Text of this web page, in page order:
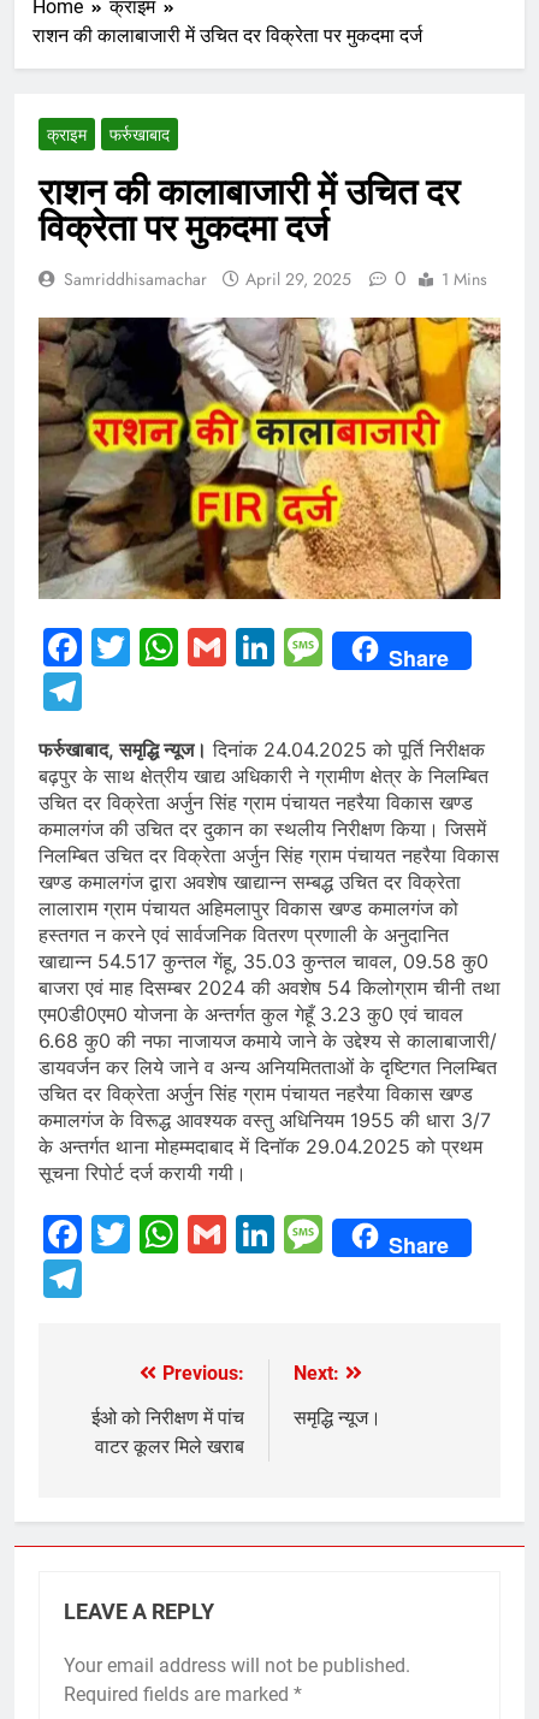
Home
क्राइम
राशन की कालाबाजारी में उचित दर विक्रेता पर मुकदमा दर्ज
क्राइम फर्रुखाबाद
राशन की कालाबाजारी में उचित दर
विक्रेता पर मुकदमा दर्ज
Samriddhisamachar April 29, 2025 0 1 Mins
Facebook
Twitter
WhatsApp
GmailLinkedIn
Message
Share
फर्रुखाबाद, समृद्धि न्यूज। दिनांक 24.04.2025 को पूर्ति निरीक्षक
बढ़पुर के साथ क्षेत्रीय खाद्य अधिकारी ने ग्रामीण क्षेत्र के निलम्बित
उचित दर विक्रेता अर्जुन सिंह ग्राम पंचायत नहरैया विकास खण्ड
कमालगंज की उचित दर दुकान का स्थलीय निरीक्षण किया। जिसमें
निलम्बित उचित दर विक्रेता अर्जुन सिंह ग्राम पंचायत नहरैया विकास
खण्ड कमालगंज द्वारा अवशेष खाद्यान्न सम्बद्ध उचित दर विक्रेता
लालाराम ग्राम पंचायत अहिमलापुर विकास खण्ड कमालगंज को
हस्तगत न करने एवं सार्वजनिक वितरण प्रणाली के अनुदानित
खाद्यान्न 54.517 कुन्तल गेंहू, 35.03 कुन्तल चावल, 09.58 कु0
बाजरा एवं माह दिसम्बर 2024 की अवशेष 54 किलोग्राम चीनी तथा
एम0डी0एम0 योजना के अन्तर्गत कुल गेहूँ 3.23 कु0 एवं चावल
6.68 कु0 की नफा नाजायज कमाये जाने के उद्देश्य से कालाबाजारी/
डायवर्जन कर लिये जाने व अन्य अनियमितताओं के दृष्टिगत निलम्बित
उचित दर विक्रेता अर्जुन सिंह ग्राम पंचायत नहरैया विकास खण्ड
कमालगंज के विरूद्ध आवश्यक वस्तु अधिनियम 1955 की धारा 3/7
के अन्तर्गत थाना मोहम्मदाबाद में दिनॉक 29.04.2025 को प्रथम
सूचना रिपोर्ट दर्ज करायी गयी।
Facebook
Twitter
WhatsApp
GmailLinkedIn
Message
Share
navigation
Previous:
ईओ को निरीक्षण में पांच
वाटर कूलर मिले खराब
Next:
समृद्धि न्यूज।
LEAVE A REPLY
Your email address will not be published.
Required fields are marked *